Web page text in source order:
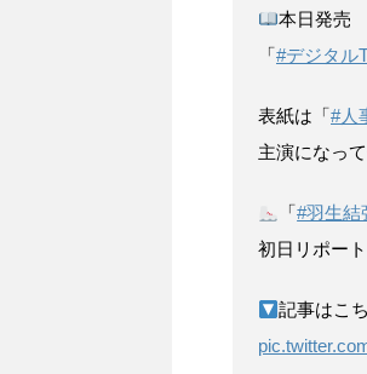
本日発売
「#デジタル
表紙は「#人
主演になっ
「#羽生結
初日リポー
記事はこ